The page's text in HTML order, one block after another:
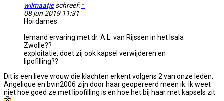
wilmaatjeschreef: ↑
08 jun 2019 11:31
Hoi dames
Iemand ervaring met dr. A.L. van Rijssen in het Isala
Zwolle??
exploitatie, doet zij ook kapsel verwijderen en
lipofilling??
Dit is een lieve vrouw die klachten erkent volgens 2 van onze leden.
Angelique en bvin2006 zijn door haar geopereerd meen ik. Ik weet
niet hoe goed ze met lipofilling is en hoe het bij haar met kapsels zit